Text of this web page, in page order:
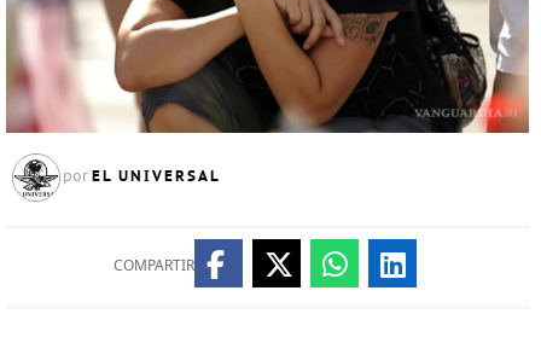
por EL UNIVERSAL
COMPARTIR